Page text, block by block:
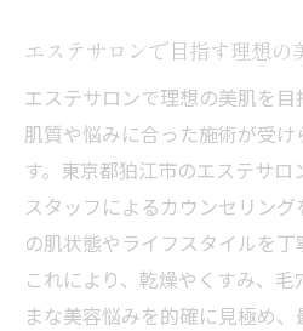
エステサロンで目指す理想の
エステサロンで理想の美肌を
肌質や悩みに合った施術が受
す。東京都狛江市のエステサ
スタッフによるカウンセリン
の肌状態やライフスタイルを丁
これにより、乾燥やくすみ、
まな美容悩みを的確に見極め